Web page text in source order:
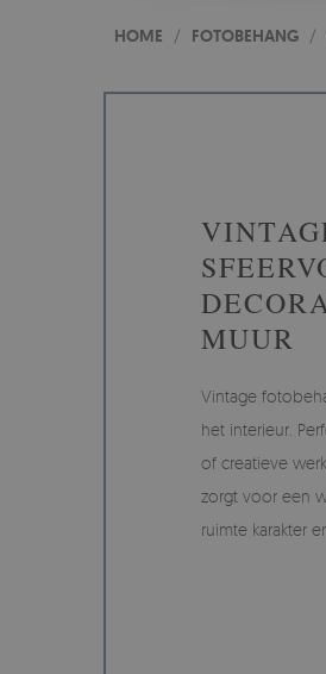
HOME / FOTOBEHANG /
MUUR
Vintage
het interieur.
of creatieve
zorgt voor een
ruimte karakter